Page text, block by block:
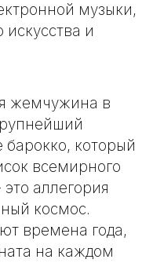
музыки,
искусства и
жемчужина в
который
всемирного
аллегория
космос.
времена года,
на каждом